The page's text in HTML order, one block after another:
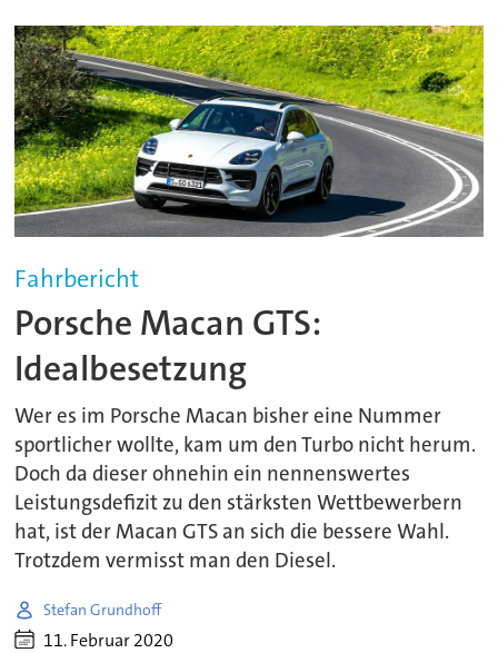
Fahrbericht
Porsche Macan GTS:
Idealbesetzung
Wer es im Porsche Macan bisher eine Nummer
sportlicher wollte, kam um den Turbo nicht herum.
Doch da dieser ohnehin ein nennenswertes
Leistungsdefizit zu den stärksten Wettbewerbern
hat, ist der Macan GTS an sich die bessere Wahl.
Trotzdem vermisst man den Diesel.
Stefan Grundhoff
11. Februar 2020